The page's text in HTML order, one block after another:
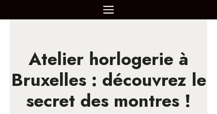
au
MENU
Atelier horlogerie à
Bruxelles : découvrez le
secret des montres !